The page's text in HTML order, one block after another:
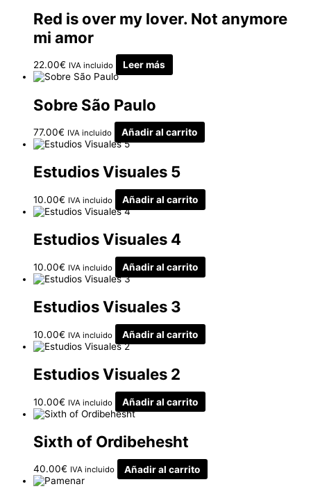
Red is over my lover. Not anymore
mi amor
22.00€ IVA incluido Leer más
Sobre São Paulo
77.00€ IVA incluido Añadir al carrito
Estudios Visuales 5
10.00€ IVA incluido Añadir al carrito
Estudios Visuales 4
10.00€ IVA incluido Añadir al carrito
Estudios Visuales 3
10.00€ IVA incluido Añadir al carrito
Estudios Visuales 2
10.00€ IVA incluido Añadir al carrito
Sixth of Ordibehesht
40.00€ IVA incluido Añadir al carrito